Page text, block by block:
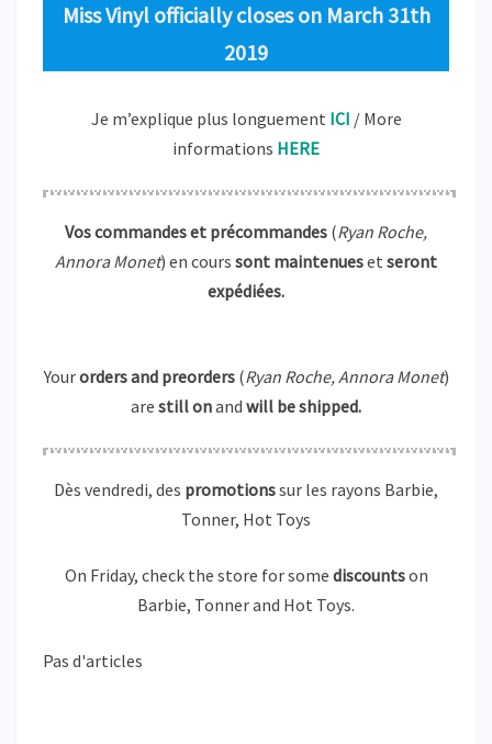
Miss Vinyl officially closes on March 31th
2019
Je m’explique plus longuement ICI / More
informations HERE
Vos commandes et précommandes (Ryan Roche,
Annora Monet) en cours sont maintenueset seront
expédiées.
Yourorders and preorders(Ryan Roche, Annora Monet)
are still onand will be shipped.
Dès vendredi, des promotionssur les rayons Barbie,
Tonner, Hot Toys
On Friday, check the store for some discountson
Barbie, Tonner and Hot Toys.
Pas d'articles